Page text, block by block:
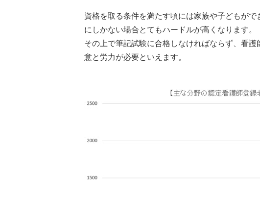
資格を取る条件を満たす頃には家族や子どもが
にしかない場合とてもハードルが高くなります。
その上で筆記試験に合格しなければならず、看
意と労力が必要といえます。